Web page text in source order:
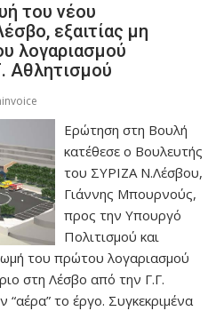
του νέου
εξαιτίας μη
λογαριασμού
Αθλητισμού
Ερώτηση στη Βουλή
κατέθεσε ο Βουλευτής
του ΣΥΡΙΖΑ Ν.Λέσβου,
Γιάννης Μπουρνούς,
προς την Υπουργό
Πολιτισμού και
του πρώτου λογαριασμού
στη Λέσβο από την Γ.Γ.
το έργο. Συγκεκριμένα